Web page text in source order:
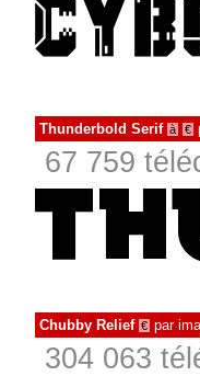
Thunderbold Serif à €
67 759
Chubby Relief € par
304 063